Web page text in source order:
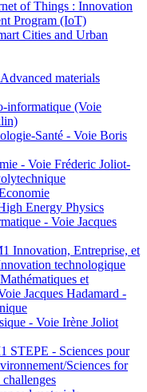
of Things : Innovation
Program (IoT)
Cities and Urban
materials
(Voie
Santé - Voie Boris
- Voie Fréderic Joliot-
Energy Physics
- Voie Jacques
Innovation, Entreprise, et
technologique
et
Jacques Hadamard -
- Voie Irène Joliot
STEPE - Sciences pour
Sciences for